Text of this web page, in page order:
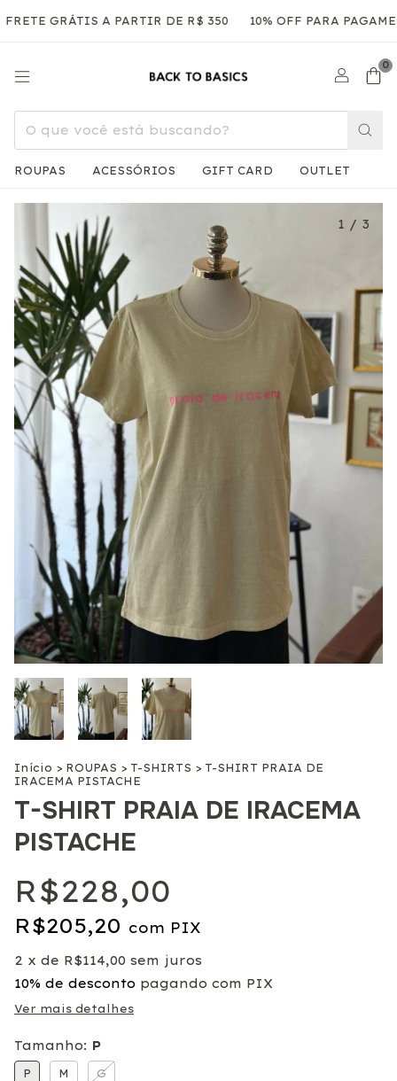
GRÁTIS A PARTIR DE R$ 350 10% OFF PARA
0
ROUPAS ACESSÓRIOS GIFT CARD OUTLET
1 / 3
Início > ROUPAS > T-SHIRTS > T-SHIRT PRAIA DE
IRACEMA PISTACHE
T-SHIRT PRAIA DE IRACEMA
PISTACHE
R$228,00
R$205,20 com PIX
2 x de R$114,00 sem juros
10% de desconto pagando com PIX
Ver mais detalhes
Tamanho: P
P M G